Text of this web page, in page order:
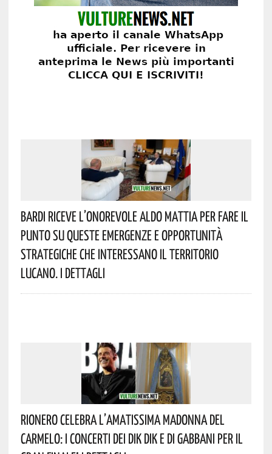
Bardi Riceve L’onorevole Aldo Mattia Per Fare Il
Punto Su Queste Emergenze E Opportunità
Strategiche Che Interessano Il Territorio
Lucano. I Dettagli
Rionero Celebra L’amatissima Madonna Del
Carmelo: I Concerti Dei DIK DIK E Di Gabbani Per Il